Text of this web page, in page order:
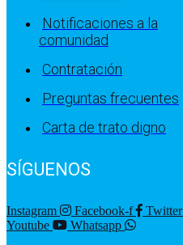
Notificaciones a la
comunidad
Contratación
Preguntas frecuentes
Carta de trato digno
SÍGUENOS
Instagram Facebook-f
Twitter
Youtube
Whatsapp